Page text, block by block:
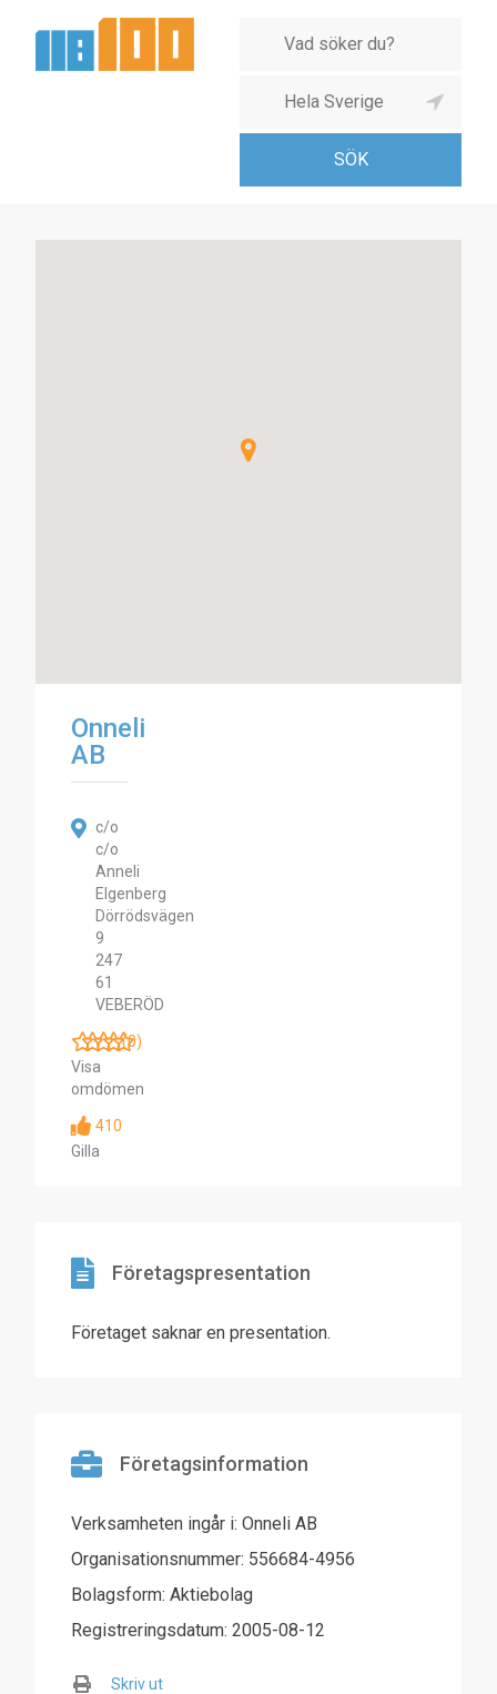
Onneli
AB
c/o
c/o
Anneli
Elgenberg
Dörrödsvägen
9
247
61
VEBERÖD
(0)
Visa
omdömen
410
Gilla
Företagspresentation
Företaget saknar en presentation.
Företagsinformation
Verksamheten ingår i: Onneli AB
Organisationsnummer: 556684-4956
Bolagsform: Aktiebolag
Registreringsdatum: 2005-08-12
Skriv ut